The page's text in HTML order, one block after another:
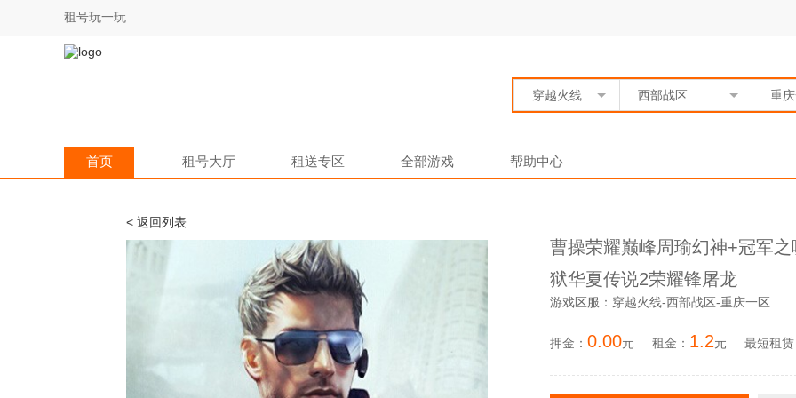
租号玩一玩
穿越火线 西部战区 重
首页 租号大厅 租送专区 全部游戏 帮助中心
< 返回列表
曹操荣耀巅峰周瑜幻神+冠军
狱华夏传说2荣耀锋屠龙
游戏区服：穿越火线-西部战区-重庆一区
押金： 0.00元 租金： 1.2元 最短租